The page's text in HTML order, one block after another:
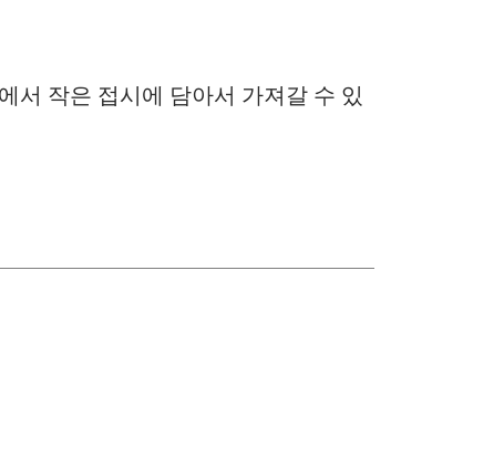
서 작은 접시에 담아서 가져갈 수 있